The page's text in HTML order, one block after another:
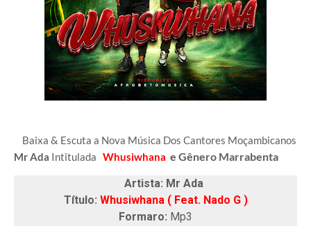
Baixa & Escuta a Nova Música Dos Cantores Moçambicanos
Mr Ada Intitulada Whusiwhana e Gênero Marrabenta
Artista: Mr Ada
Título: Whusiwhana ( Feat. Nado G )
Formaro: Mp3